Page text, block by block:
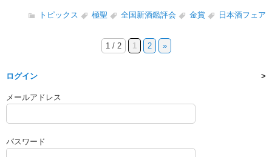
トピックス 極聖 全国新酒鑑評会 金賞 日本酒フェア
1 / 2 1 2 »
ログイン
メールアドレス
パスワード